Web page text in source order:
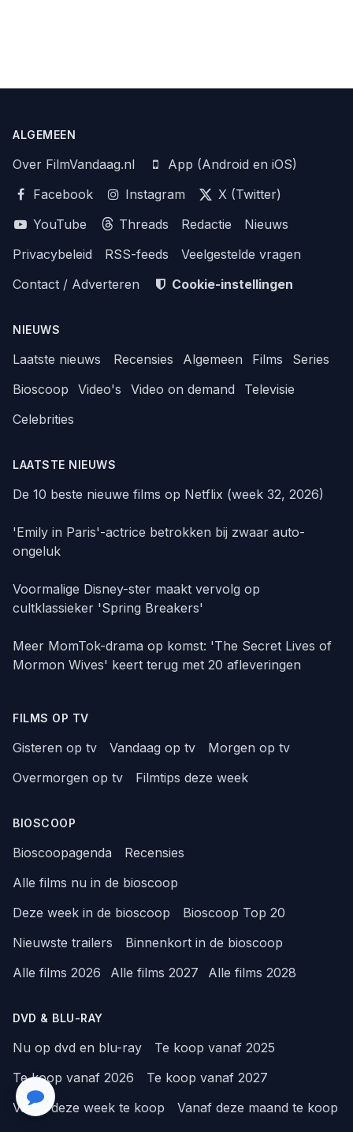
ALGEMEEN
Over FilmVandaag.nl
App (Android en iOS)
Facebook
Instagram
X (Twitter)
YouTube
Threads Redactie
Nieuws
Privacybeleid
RSS-feeds
Veelgestelde vragen
Contact / Adverteren
Cookie-instellingen
NIEUWS
Laatste nieuws Recensies Algemeen Films
Series
Bioscoop
Video's Video on demand
Televisie
Celebrities
LAATSTE NIEUWS
De 10 beste nieuwe films op Netflix (week 32, 2026)
'Emily in Paris'-actrice betrokken bij zwaar auto-
ongeluk
Voormalige Disney-ster maakt vervolg op
cultklassieker 'Spring Breakers'
Meer MomTok-drama op komst: 'The Secret Lives of
Mormon Wives' keert terug met 20 afleveringen
FILMS OP TV
Gisteren op tv Vandaag op tv
Morgen op tv
Overmorgen op tv
Filmtips deze week
BIOSCOOP
Bioscoopagenda
Recensies
Alle films nu in de bioscoop
Deze week in de bioscoop
Bioscoop Top 20
Nieuwste trailers
Binnenkort in de bioscoop
Alle films 2026
Alle films 2027 Alle films 2028
DVD & BLU-RAY
Nu op dvd en blu-ray
Te koop vanaf 2025
Te koop vanaf 2026
Te koop vanaf 2027
Vanaf deze week te koop
Vanaf deze maand te koop